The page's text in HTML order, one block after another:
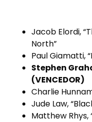
Jacob Elordi,
North”
Paul Giamatti,
Stephen
(VENCEDOR)
Charlie
Jude Law,
Matthew Rhys,